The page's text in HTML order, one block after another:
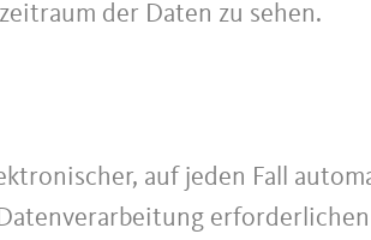
der Daten zu sehen.
auf jeden Fall
erforderlichen